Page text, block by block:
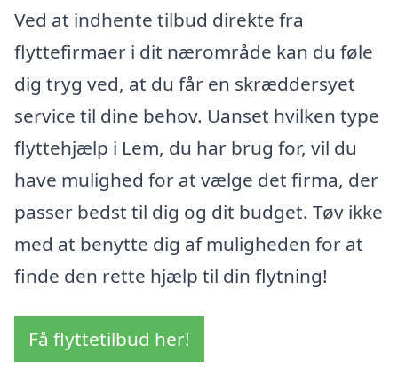
Ved at indhente tilbud direkte fra
flyttefirmaer i dit nærområde kan du føle
dig tryg ved, at du får en skræddersyet
service til dine behov. Uanset hvilken type
flyttehjælp i Lem, du har brug for, vil du
have mulighed for at vælge det firma, der
passer bedst til dig og dit budget. Tøv ikke
med at benytte dig af muligheden for at
finde den rette hjælp til din flytning!
Få flyttetilbud her!